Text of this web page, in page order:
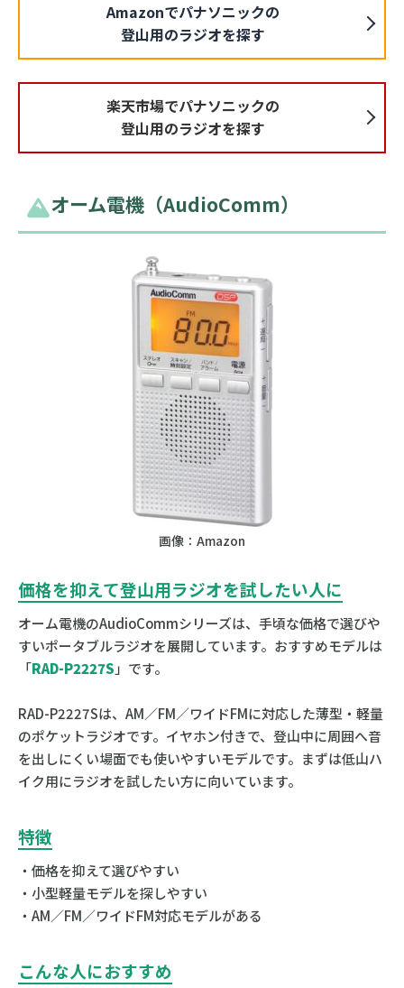
Amazonでパナソニックの
登山用のラジオを探す
楽天市場でパナソニックの
登山用のラジオを探す
オーム電機（AudioComm）
画像：Amazon
価格を抑えて登山用ラジオを試したい人に
オーム電機のAudioCommシリーズは、手頃な価格で選びや
すいポータブルラジオを展開しています。おすすめモデルは
「RAD-P2227S」です。
RAD-P2227Sは、AM／FM／ワイドFMに対応した薄型・軽量
のポケットラジオです。イヤホン付きで、登山中に周囲へ音
を出しにくい場面でも使いやすいモデルです。まずは低山ハ
イク用にラジオを試したい方に向いています。
特徴
・価格を抑えて選びやすい
・小型軽量モデルを探しやすい
・AM／FM／ワイドFM対応モデルがある
こんな人におすすめ